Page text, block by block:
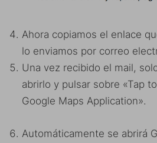
Ahora copiamos el enlace
lo enviamos por correo
Una vez recibido el mail,
abrirlo y pulsar sobre «Tap
Google Maps Application».
Automáticamente se abrirá